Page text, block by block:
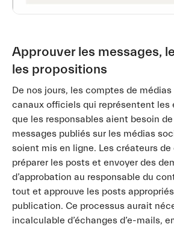
Approuver les messages,
les propositions
De nos jours, les comptes de
canaux officiels qui représentent les
que les responsables aient besoin
messages publiés sur les médias
soient mis en ligne. Les créateurs
préparer les posts et envoyer des
d’approbation au responsable du
tout et approuve les posts
publication. Ce processus aurait
incalculable d’échanges d’e-mails,